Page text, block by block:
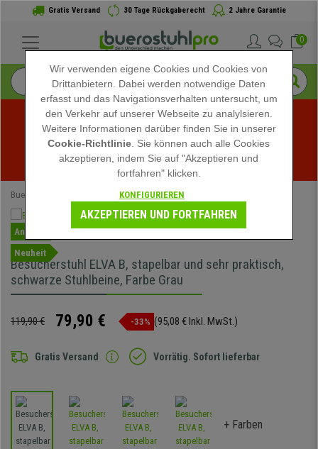
Gratis Versand 30 Tage Rückgaberecht 2 Jahre Garantie
0
Sommerschlussverkauf bei buerostuhlpro! Exklusive
Rabatte für kurze Zeit - Aktion ansehen -
Buerostuhlpro Konferenzstühle
Angebot
Neuheit
Besucherstuhl ELVA B, stapelbar und sehr praktisch,
schwarze Stuhlbeine, Farbe Grau
119,90 € 79,90 € -33% (95,08 € Inkl. MwSt.)
Gratis Versand Vorrätig. Sofort lieferbar
+ Farben
Wir verwenden eigene Cookies und Cookies von
Drittanbietern. Dabei werden notwendige Daten
erfasst und das Navigationsverhalten untersucht, um
den Verkehr auf unserer Webseite zu analylsieren.
Weitere Informationen darüber finden Sie in unserer
Cookie-Richtlinie . Sie können auch alle Cookies
akzeptieren, indem Sie auf "Akzeptieren und
fortfahren" klicken.
KONFIGURIEREN
AKZEPTIEREN UND FORTFAHREN